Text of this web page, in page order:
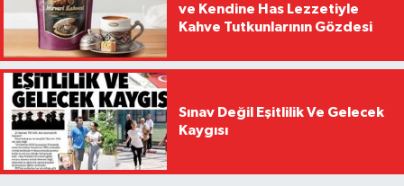
ve Kendine Has Lezzetiyle
Kahve Tutkunlarının Gözdesi
Sınav Değil Eşitlilik Ve Gelecek
Kaygısı